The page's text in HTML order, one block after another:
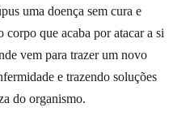
uma doença sem cura e
que acaba por atacar a si
vem para trazer um novo
e trazendo soluções
do organismo.